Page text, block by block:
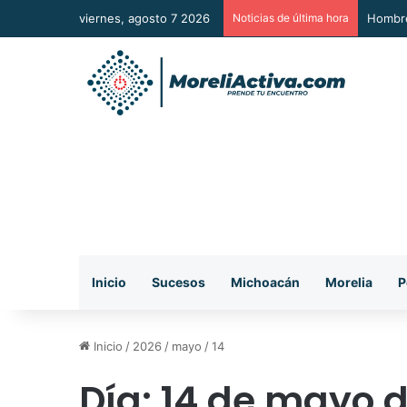
viernes, agosto 7 2026 Noticias de última hora A
Inicio Sucesos Michoacán Morelia
Inicio / 2026 / mayo /14